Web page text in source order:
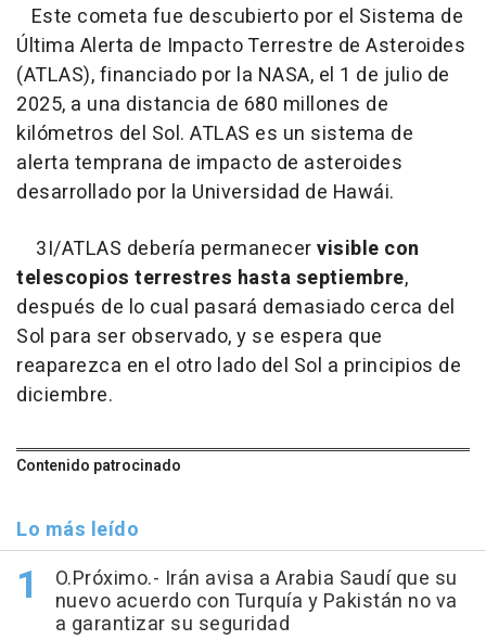
Este cometa fue descubierto por el Sistema de
Última Alerta de Impacto Terrestre de Asteroides
(ATLAS), financiado por la NASA, el 1 de julio de
2025, a una distancia de 680 millones de
kilómetros del Sol. ATLAS es un sistema de
alerta temprana de impacto de asteroides
desarrollado por la Universidad de Hawái.
3I/ATLAS debería permanecervisible con
telescopios terrestres hasta septiembre,
después de lo cual pasará demasiado cerca del
Sol para ser observado, y se espera que
reaparezca en el otro lado del Sol a principios de
diciembre.
Contenido patrocinado
Lo más leído
O.Próximo.- Irán avisa a Arabia Saudí que su
nuevo acuerdo con Turquía y Pakistán no va
a garantizar su seguridad